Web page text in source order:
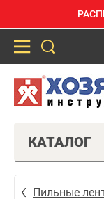
КАТАЛОГ
Пильные